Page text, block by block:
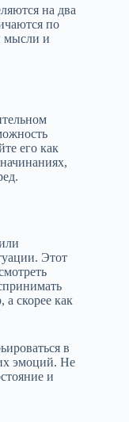
на два
по
мысли и
его как
Этот
а скорее как
в
эмоций. Не
и